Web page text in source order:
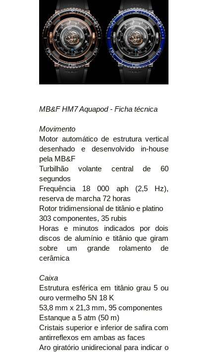
MB&F HM7 Aquapod - Ficha técnica
Movimento
Motor automático de estrutura vertical
desenhado e desenvolvido in-house
pela MB&F
Turbilhão volante central de 60
segundos
Frequência 18 000 aph (2,5 Hz),
reserva de marcha 72 horas
Rotor tridimensional de titânio e platino
303 componentes, 35 rubis
Horas e minutos indicados por dois
discos de alumínio e titânio que giram
sobre um grande rolamento de
cerâmica
Caixa
Estrutura esférica em titânio grau 5 ou
ouro vermelho 5N 18 K
53,8 mm x 21,3 mm, 95 componentes
Estanque a 5 atm (50 m)
Cristais superior e inferior de safira com
antirreflexos em ambas as faces
Aro giratório unidirecional para indicar o